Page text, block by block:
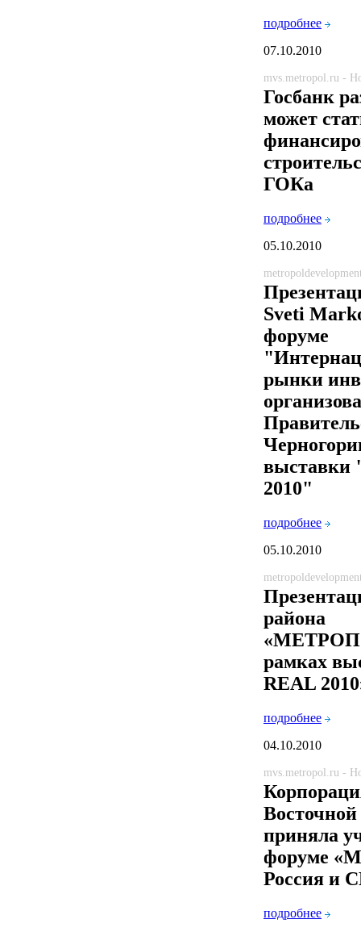
подробнее
07.10.2010
mvs.metropol.ru -
Госбанк
может
ГОКа
подробнее
05.10.2010
Sveti
форуме
рынки
выставки
2010"
подробнее
05.10.2010
района
рамках
REAL
подробнее
04.10.2010
mvs.metropol.ru -
приняла
форуме
Россия и
подробнее